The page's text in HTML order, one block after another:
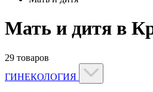
Мать и дитя в
29 товаров
ГИНЕКОЛОГИЯ